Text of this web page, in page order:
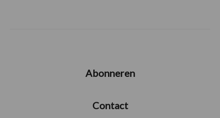
Abonneren
Contact